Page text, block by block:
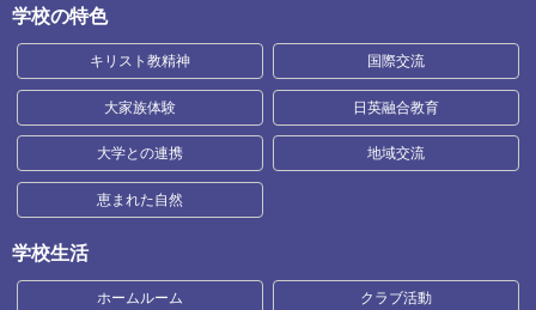
学校の特色
キリスト教精神 国際交流
大家族体験 日英融合教育
大学との連携 地域交流
恵まれた自然
学校生活
ホームルーム クラブ活動